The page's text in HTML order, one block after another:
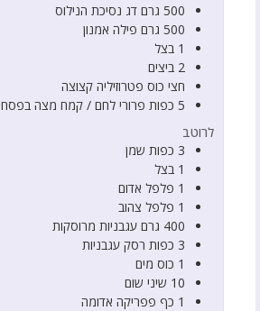
500 גרם דג נסיכת הנילוס
500 גרם פילה אמנון
1 בצל
2 ביצים
חצי כוס פטרוזיליה קצוצה
5 כפות פרורי לחם / קמח מצה בפסח
לרוטב
3 כפות שמן
1 בצל
1 פלפל אדום
1 פלפל צהוב
400 גרם עגבניות מרוסקות
3 כפות רסק עגבניות
1 כוס מים
10 שיני שום
1 כף פפריקה אדומה